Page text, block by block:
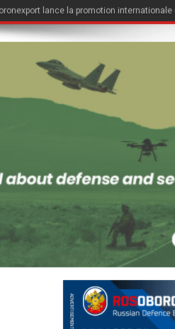
lance la promotion internationale